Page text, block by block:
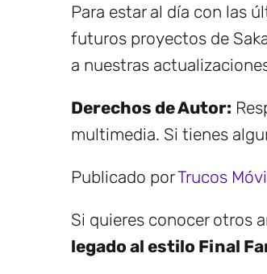
Para estar al día con las
futuros proyectos de
a nuestras
Derechos de Autor:
multimedia. Si tienes
Publicado porTrucos
Si quieres conocer otros
legado al estilo Final